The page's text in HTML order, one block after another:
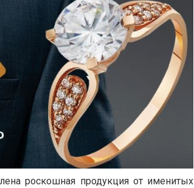
роскошная продукция от именитых